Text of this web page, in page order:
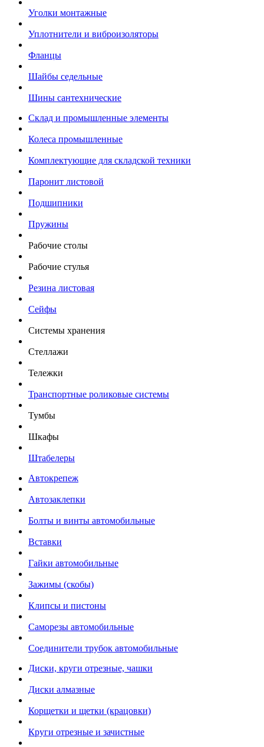
Уголки монтажные
Уплотнители и виброизоляторы
Фланцы
Шайбы седельные
Шины сантехнические
Склад и промышленные элементы
Колеса промышленные
Комплектующие для складской техники
Паронит листовой
Подшипники
Пружины
Рабочие столы
Рабочие стулья
Резина листовая
Сейфы
Системы хранения
Стеллажи
Тележки
Транспортные роликовые системы
Тумбы
Шкафы
Штабелеры
Автокрепеж
Автозаклепки
Болты и винты автомобильные
Вставки
Гайки автомобильные
Зажимы (скобы)
Клипсы и пистоны
Саморезы автомобильные
Соединители трубок автомобильные
Диски, круги отрезные, чашки
Диски алмазные
Корщетки и щетки (крацовки)
Круги отрезные и зачистные